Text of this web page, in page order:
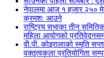
नेपालमा आज १ हजार २५०
क्रमशः आउने
राष्ट्रिय सभाका तीन
महिला आयोगको
वी.पी. कोइरालाको स्मृति
वक्तृत्वकला प्रतियोगिता